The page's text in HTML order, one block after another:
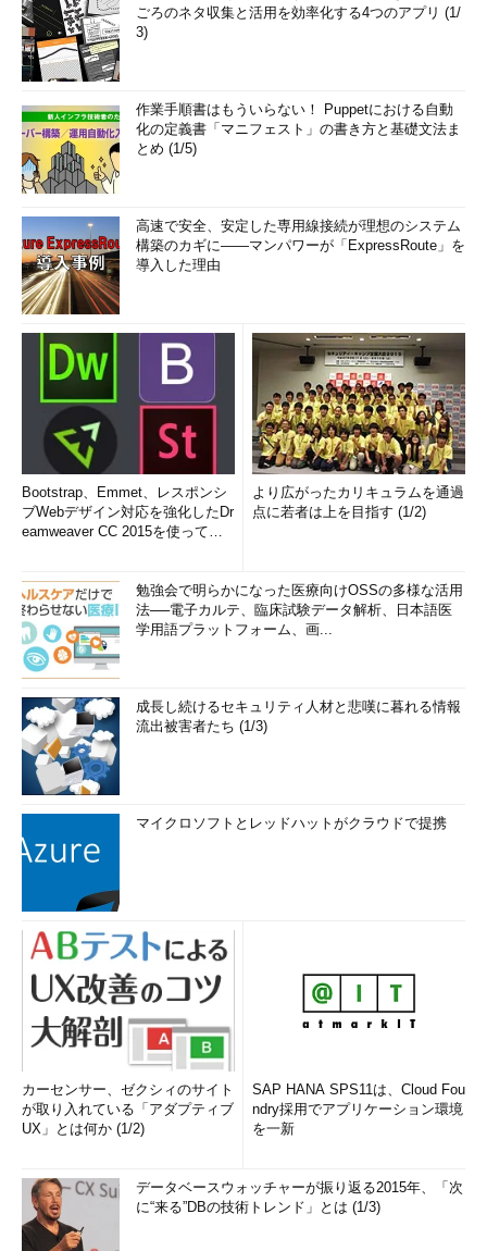
ごろのネタ収集と活用を効率化する4つのアプリ (1/
3)
作業手順書はもういらない！ Puppetにおける自動
化の定義書「マニフェスト」の書き方と基礎文法ま
とめ (1/5)
高速で安全、安定した専用線接続が理想のシステム
構築のカギに――マンパワーが「ExpressRoute」を
導入した理由
Bootstrap、Emmet、レスポンシ
ブWebデザイン対応を強化したDr
eamweaver CC 2015を使って
より広がったカリキュラムを通過
点に若者は上を目指す (1/2)
勉強会で明らかになった医療向けOSSの多様な活用
法──電子カルテ、臨床試験データ解析、日本語医
学用語プラットフォーム、画...
成長し続けるセキュリティ人材と悲嘆に暮れる情報
流出被害者たち (1/3)
マイクロソフトとレッドハットがクラウドで提携
カーセンサー、ゼクシィのサイト
が取り入れている「アダプティブ
UX」とは何か (1/2)
SAP HANA SPS11は、Cloud Fou
ndry採用でアプリケーション環境
を一新
データベースウォッチャーが振り返る2015年、「次
に“来る”DBの技術トレンド」とは (1/3)